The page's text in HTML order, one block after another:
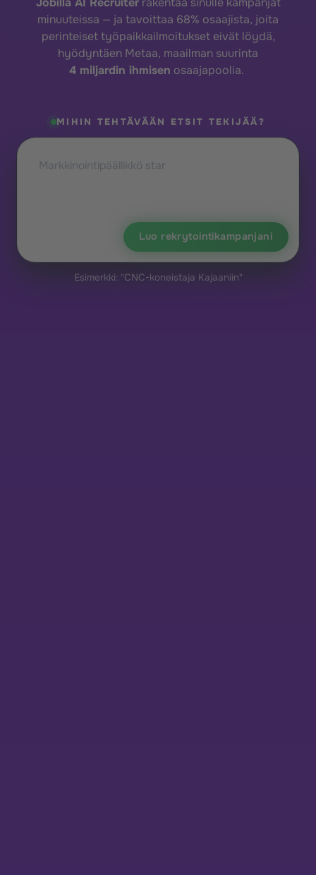
minuuteissa — ja tavoittaa 68% osaajista, joita
perinteiset työpaikkailmoitukset eivät löydä,
hyödyntäen Metaa, maailman suurinta
4 miljardin ihmisen osaajapoolia.
MIHIN TEHTÄVÄÄN ETSIT TEKIJÄÄ?
Luo rekrytointikampanjani
Esimerkki: "CNC-koneistaja Kajaaniin"